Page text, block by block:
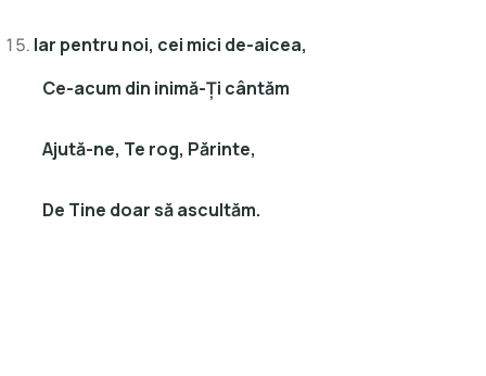
Iar pentru noi, cei mici de-aicea,
Ce-acum din inimă-Ţi cântăm
Ajută-ne, Te rog, Părinte,
De Tine doar să ascultăm.